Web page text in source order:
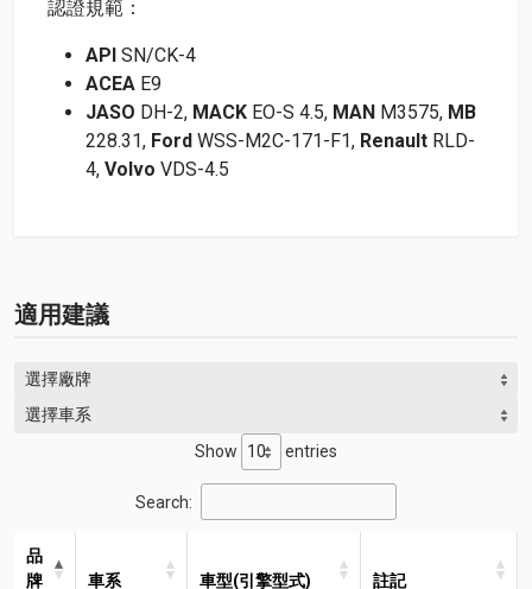
認證規範：
API SN/CK-4
ACEA E9
JASO DH-2, MACK EO-S 4.5, MAN M3575, MB
228.31, Ford WSS-M2C-171-F1, Renault RLD-
4, Volvo VDS-4.5
適用建議
選擇廠牌
選擇車系
Show
entries
Search:
品
牌
車系 車型(引擎型式) 註記